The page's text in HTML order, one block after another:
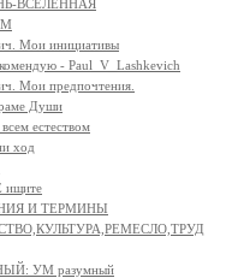
ВСЕЛЕННАЯ
Мои инициативы
- Paul_V_Lashkevich
Мои предпочтения.
Души
естеством
ход
И ТЕРМИНЫ
УМ разумный